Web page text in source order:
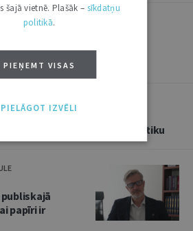
noziedzīgu nodarījumu
mazās valstis pret reālpolitiku
publiskajā
papīri ir
šajā vietnē. Plašāk – sīkdatņu
politikā.
PIEŅEMT VISAS
PIELĀGOT IZVĒLI